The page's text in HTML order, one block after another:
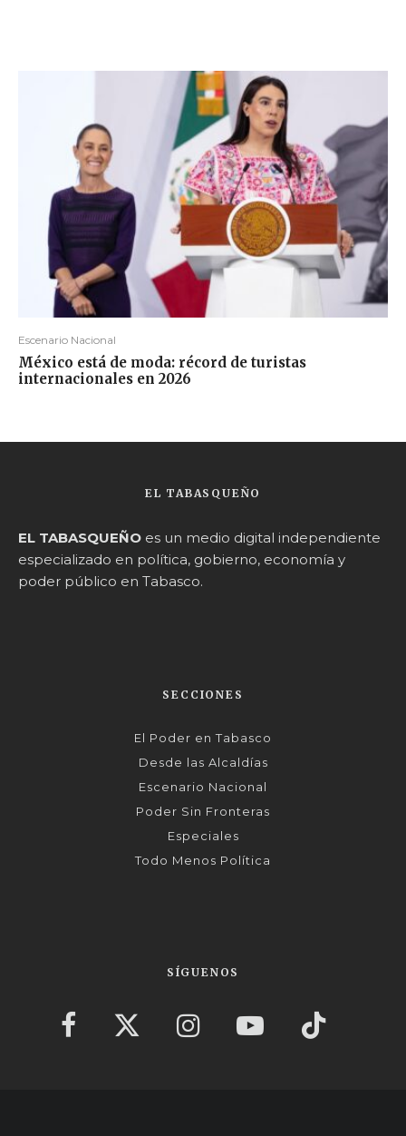
Escenario Nacional
México está de moda: récord de turistas
internacionales en 2026
EL TABASQUEÑO
EL TABASQUEÑO es un medio digital independiente
especializado en política, gobierno, economía y
poder público en Tabasco.
SECCIONES
El Poder en Tabasco
Desde las Alcaldías
Escenario Nacional
Poder Sin Fronteras
Especiales
Todo Menos Política
SÍGUENOS